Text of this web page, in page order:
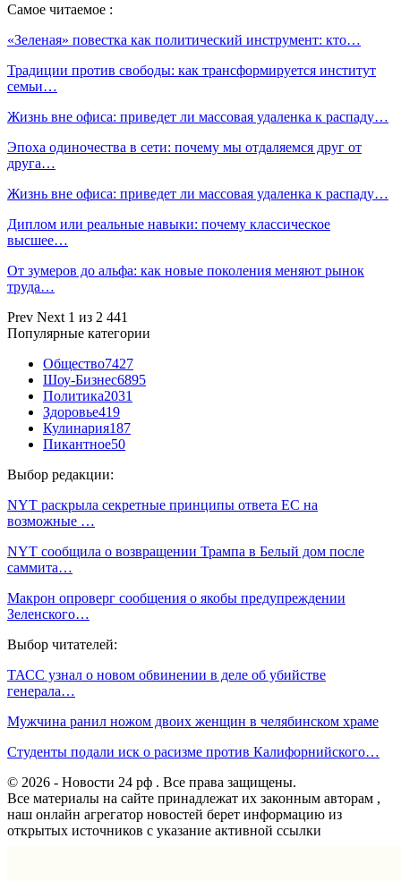
Самое читаемое :
«Зеленая» повестка как политический инструмент: кто…
Традиции против свободы: как трансформируется институт
семьи…
Жизнь вне офиса: приведет ли массовая удаленка к распаду…
Эпоха одиночества в сети: почему мы отдаляемся друг от
друга…
Жизнь вне офиса: приведет ли массовая удаленка к распаду…
Диплом или реальные навыки: почему классическое
высшее…
От зумеров до альфа: как новые поколения меняют рынок
труда…
Prev Next 1 из 2 441
Популярные категории
Общество7427
Шоу-Бизнес6895
Политика2031
Здоровье419
Кулинария187
Пикантное50
Выбор редакции:
NYT раскрыла секретные принципы ответа ЕС на
возможные …
NYT сообщила о возвращении Трампа в Белый дом после
саммита…
Макрон опроверг сообщения о якобы предупреждении
Зеленского…
Выбор читателей:
ТАСС узнал о новом обвинении в деле об убийстве
генерала…
Мужчина ранил ножом двоих женщин в челябинском храме
Студенты подали иск о расизме против Калифорнийского…
© 2026 - Новости 24 рф . Все права защищены.
Все материалы на сайте принадлежат их законным авторам ,
наш онлайн агрегатор новостей берет информацию из
открытых источников с указание активной ссылки